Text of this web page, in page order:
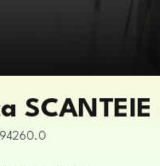
94260.0